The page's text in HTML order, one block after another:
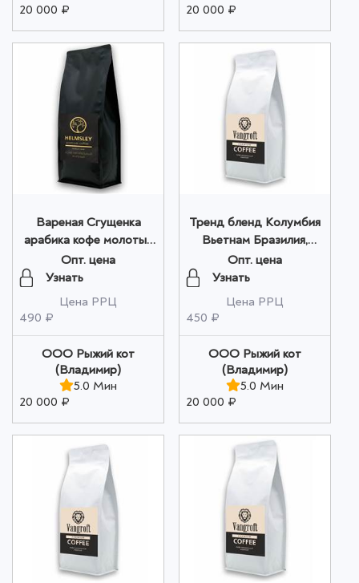
20 000 ₽
20 000 ₽
Вареная Сгущенка
арабика кофе молотый
200г оптом
Опт. цена
Узнать
Цена РРЦ
490 ₽
ООО Рыжий кот
(Владимир)
5.0 Мин
20 000 ₽
Тренд бленд Колумбия
Вьетнам Бразилия,
молотый 200г оптом
Опт. цена
Узнать
Цена РРЦ
450 ₽
ООО Рыжий кот
(Владимир)
5.0 Мин
20 000 ₽